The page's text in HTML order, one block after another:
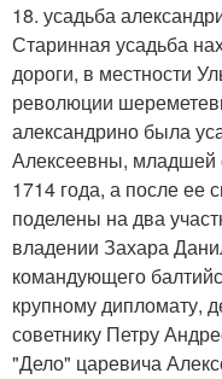
18. усадьба
Старинная усадьба
дороги, в местности
революции
александрино была
Алексеевны, младшей
1714 года, а после ее
поделены на два
владении Захара
командующего
крупному дипломату,
советнику Петру
"Дело" царевича